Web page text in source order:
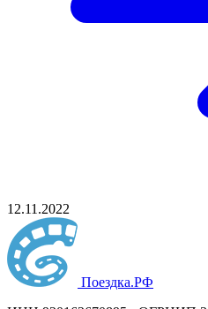
12.11.2022
Поездка.РФ